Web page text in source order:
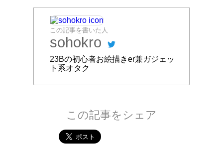
この記事を書いた人
sohokro
23Bの初心者お絵描きer兼ガジェッ
ト系オタク
この記事をシェア